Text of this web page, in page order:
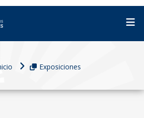
Exposiciones